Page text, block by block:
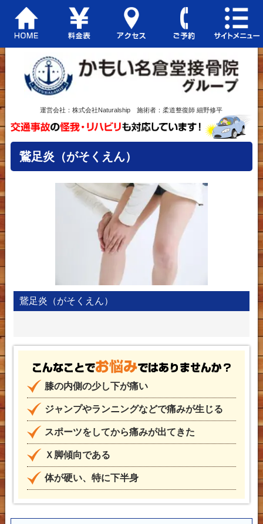
運営会社：株式会社Naturalship 施術者：柔道整復師 細野修平
鵞足炎（がそくえん）
鵞足炎（がそくえん）
こ
膝の内側の少し下が痛い
ジャンプやランニングなどで痛みが生じる
スポーツをしてから痛みが出てきた
Ｘ脚傾向である
体が硬い、特に下半身